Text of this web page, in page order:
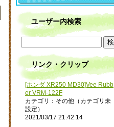
ユーザー内検索
リンク・クリップ
[ホンダ XR250 MD30]Vee Rubb
er VRM-122F
カテゴリ：その他（カテゴリ未
設定）
2021/03/17 21:42:14